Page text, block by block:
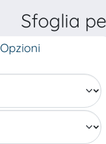
Sfoglia
Opzioni